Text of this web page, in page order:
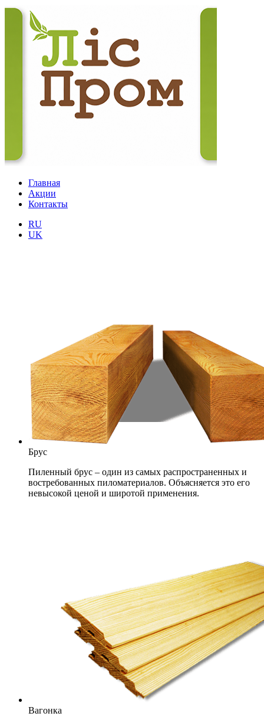
Главная
Акции
Контакты
RU
UK
Брус
Пиленный брус – один из самых распространенных и
востребованных пиломатериалов. Объясняется это его
невысокой ценой и широтой применения.
Вагонка